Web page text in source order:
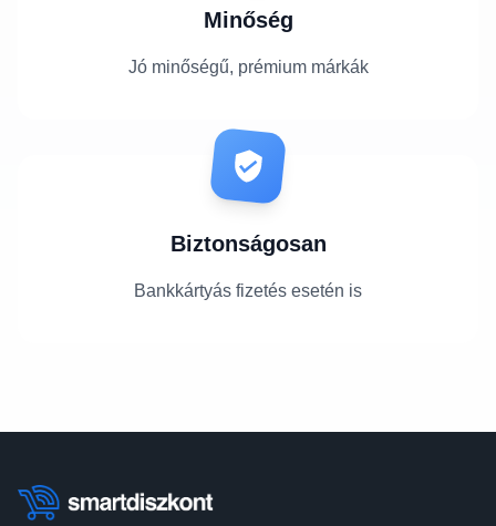
Minőség
Jó minőségű, prémium márkák
Biztonságosan
Bankkártyás fizetés esetén is